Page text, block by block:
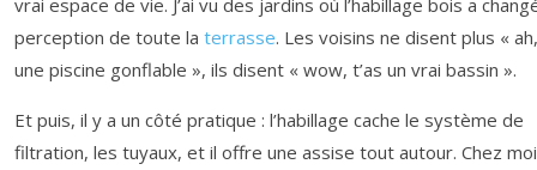
perception de toute la terrasse. Les voisins ne disent plus «
une piscine gonflable », ils disent « wow, t’as un vrai bassin ».
Et puis, il y a un côté pratique : l’habillage cache le système de
filtration, les tuyaux, et il offre une assise tout autour. Chez